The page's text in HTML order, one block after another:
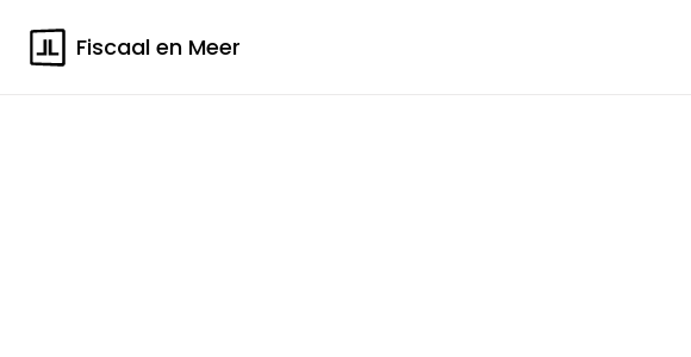
Fiscaal en Meer